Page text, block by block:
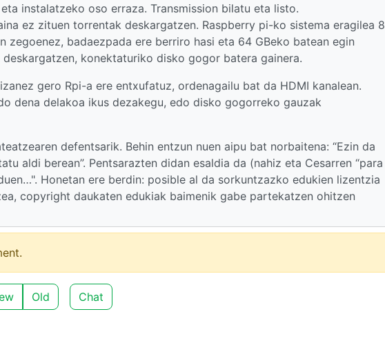
instalatzeko oso erraza. Transmission bilatu eta listo.
ez zituen torrentak deskargatzen. Raspberry pi-ko sistema eragilea 8
zegoenez, badaezpada ere berriro hasi eta 64 GBeko batean egin
deskargatzen, konektaturiko disko gogor batera gainera.
gero Rpi-a ere entxufatuz, ordenagailu bat da HDMI kanalean.
dena delakoa ikus dezakegu, edo disko gogorreko gauzak
defentsarik. Behin entzun nuen aipu bat norbaitena: “Ezin da
aldi berean”. Pentsarazten didan esaldia da (nahiz eta Cesarren “para
Honetan ere berdin: posible al da sorkuntzazko edukien lizentzia
copyright daukaten edukiak baimenik gabe partekatzen ohitzen
Old Chat